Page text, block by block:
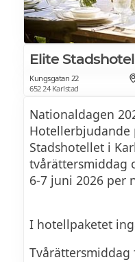
Elite
Kungsgatan 22
652 24 Karlstad
Nationaldagen
Hotellerbjudande
Stadshotellet i
tvårättersmiddag
6-7 juni 2026 per
I hotellpaketet